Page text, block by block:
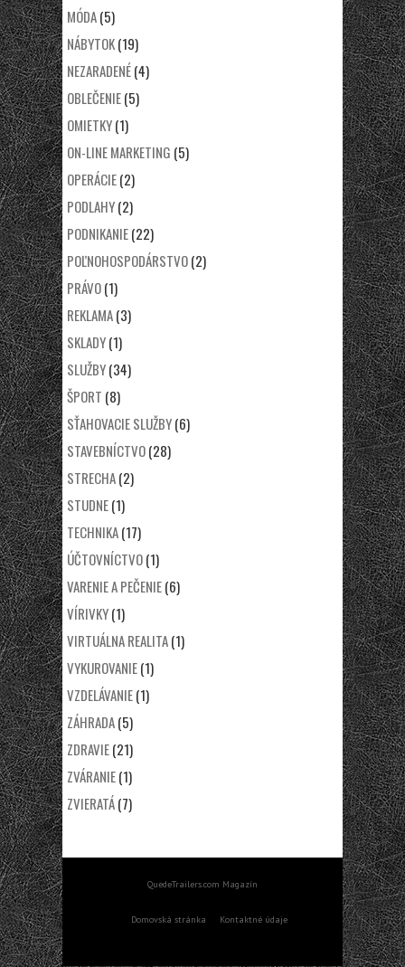
MÓDA(5)
NÁBYTOK(19)
NEZARADENÉ(4)
OBLEČENIE(5)
OMIETKY(1)
ON-LINE MARKETING (5)
OPERÁCIE(2)
PODLAHY(2)
PODNIKANIE(22)
POĽNOHOSPODÁRSTVO(2)
PRÁVO(1)
REKLAMA(3)
SKLADY(1)
SLUŽBY(34)
ŠPORT (8)
SŤAHOVACIE SLUŽBY(6)
STAVEBNÍCTVO(28)
STRECHA(2)
STUDNE(1)
TECHNIKA(17)
ÚČTOVNÍCTVO(1)
VARENIE A PEČENIE(6)
VÍRIVKY(1)
VIRTUÁLNA REALITA(1)
VYKUROVANIE(1)
VZDELÁVANIE(1)
ZÁHRADA(5)
ZDRAVIE(21)
ZVÁRANIE(1)
ZVIERATÁ(7)
QuedeTrailers.com Magazín
Domovská stránka Kontaktné údaje